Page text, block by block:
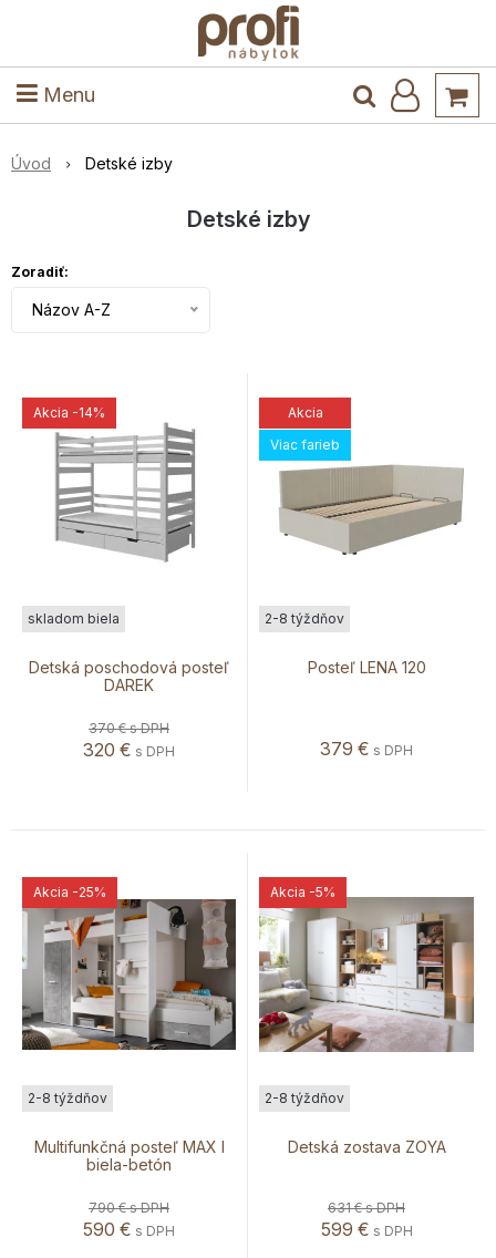
Menu
Kuchyňa a jedáleň
Úvod Detské izby
Detské izby
Zoradiť:
Názov A-Z
Detská poschodová posteľ
DAREK
Akcia -14%
skladom biela
370 €s DPH
320 € s DPH
Posteľ LENA 120
Akcia
Viac farieb
2-8 týždňov
379 € s DPH
Multifunkčná posteľ MAX I
biela-betón
Akcia -25%
2-8 týždňov
790 €s DPH
590 € s DPH
Detská zostava ZOYA
Akcia -5%
2-8 týždňov
631 €s DPH
599 € s DPH